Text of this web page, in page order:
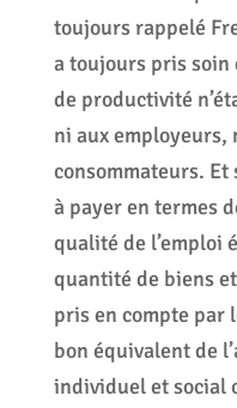
toujours rappelé
a toujours pris soin
de productivité
ni aux employeurs,
consommateurs. Et
à payer en termes
qualité de l’emploi
quantité de biens
pris en compte par
bon équivalent de
individuel et social